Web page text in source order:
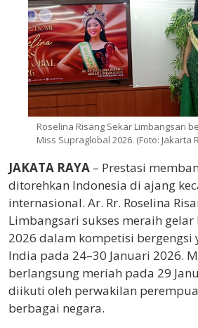
Roselina Risang Sekar Limbangsari
Miss Supraglobal 2026. (Foto: Jakarta
JAKATA RAYA – Prestasi
ditorehkan Indonesia di ajang
internasional. Ar. Rr. Roselina
Limbangsari sukses meraih
2026 dalam kompetisi bergengsi
India pada 24–30 Januari 2026.
berlangsung meriah pada 29
diikuti oleh perwakilan
berbagai negara.